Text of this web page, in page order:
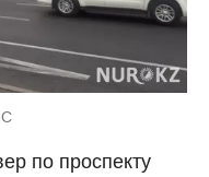
по проспекту